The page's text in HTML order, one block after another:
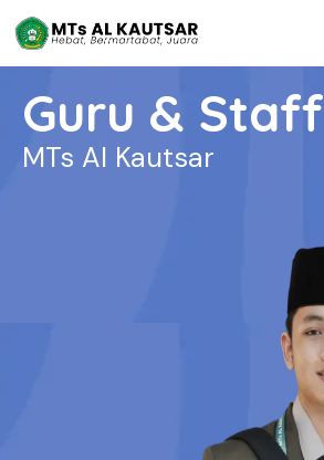
Guru & Staff
MTs Al Kautsar